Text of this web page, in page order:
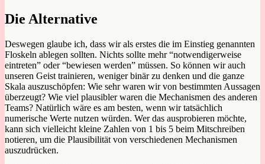
Die Alternative
Deswegen glaube ich, dass wir als erstes die im Einstieg genannten
Floskeln ablegen sollten. Nichts sollte mehr “notwendigerweise
eintreten” oder “bewiesen werden” müssen. So können wir auch
unseren Geist trainieren, weniger binär zu denken und die ganze
Skala auszuschöpfen: Wie sehr waren wir von bestimmten Aussagen
überzeugt? Wie viel plausibler waren die Mechanismen des anderen
Teams? Natürlich wäre es am besten, wenn wir tatsächlich
numerische Werte nutzen würden. Wer das ausprobieren möchte,
kann sich vielleicht kleine Zahlen von 1 bis 5 beim Mitschreiben
notieren, um die Plausibilität von verschiedenen Mechanismen
auszudrücken.